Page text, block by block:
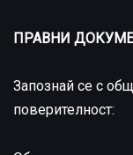
ПРАВНИ
Запознай се с
поверителност: